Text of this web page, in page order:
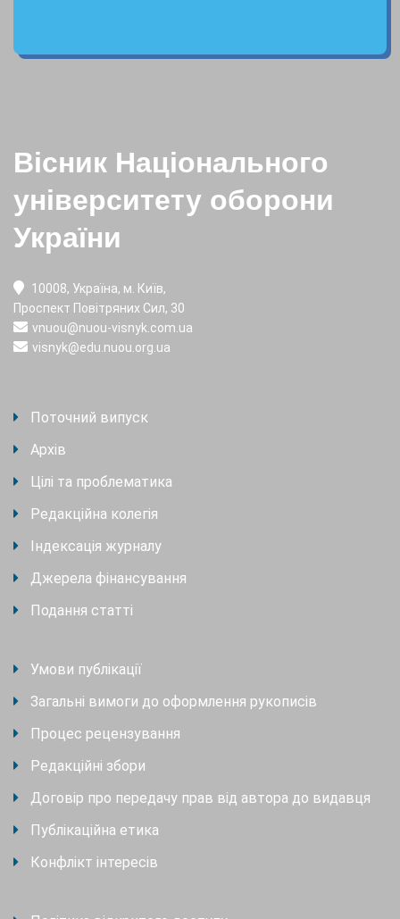
Вісник Національного
університету оборони
України
10008, Україна, м. Київ,
Проспект Повітряних Сил, 30
vnuou@nuou-visnyk.com.ua
visnyk@edu.nuou.org.ua
Поточний випуск
Архів
Цілі та проблематика
Редакційна колегія
Індексація журналу
Джерела фінансування
Подання статті
Умови публікації
Загальні вимоги до оформлення рукописів
Процес рецензування
Редакційні збори
Договір про передачу прав від автора до видавця
Публікаційна етика
Конфлікт інтересів